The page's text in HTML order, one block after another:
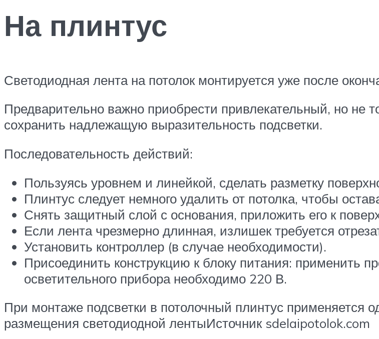
На плинтус
Светодиодная лента на потолок монтируется уже после
Предварительно важно приобрести привлекательный, но не
сохранить надлежащую выразительность подсветки.
Последовательность действий:
Пользуясь уровнем и линейкой, сделать разметку
Плинтус следует немного удалить от потолка, чтобы
Снять защитный слой с основания, приложить его к
Если лента чрезмерно длинная, излишек требуется
Установить контроллер (в случае необходимости).
Присоединить конструкцию к блоку питания: применить
осветительного прибора необходимо 220 В.
При монтаже подсветки в потолочный плинтус применяется
размещения светодиодной лентыИсточник sdelaipotolok.com